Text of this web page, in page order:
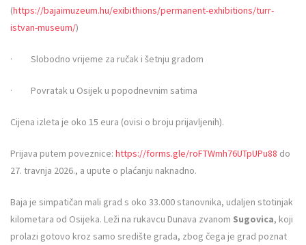
(https://bajaimuzeum.hu/exibithions/permanent-exhibitions/turr-
istvan-museum/)
· Slobodno vrijeme za ručak i šetnju gradom
· Povratak u Osijek u popodnevnim satima
Cijena izleta je oko 15 eura (ovisi o broju prijavljenih).
Prijava putem poveznice: https://forms.gle/roFTWmh76UTpUPu88 do
27. travnja 2026., a upute o plaćanju naknadno.
Baja je simpatičan mali grad s oko 33.000 stanovnika, udaljen stotinjak
kilometara od Osijeka. Leži na rukavcu Dunava zvanom Sugovica, koji
prolazi gotovo kroz samo središte grada, zbog čega je grad poznat